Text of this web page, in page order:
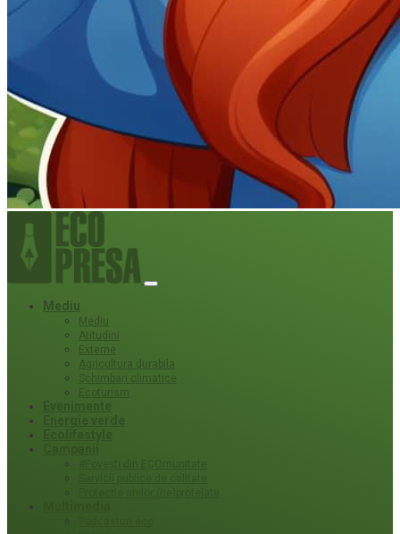
Mediu
Mediu
Atitudini
Externe
Agricultura durabila
Schimbari climatice
Ecoturism